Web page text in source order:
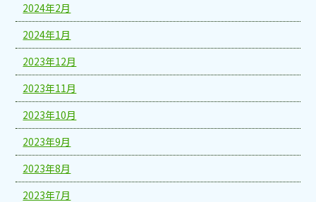
2024年2月
2024年1月
2023年12月
2023年11月
2023年10月
2023年9月
2023年8月
2023年7月